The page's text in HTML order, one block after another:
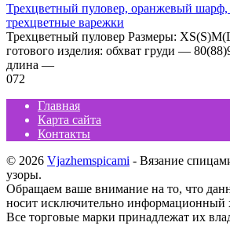
Трехцветный пуловер, оранжевый шарф,
трехцветные варежки
Трехцветный пуловер Размеры:
готового изделия: обхват груди —
длина —
072
Главная
Карта сайта
Контакты
© 2026 Vjazhemspicami - Вязание
узоры.
Обращаем ваше внимание на то, что
носит исключительно информационный
Все торговые марки принадлежат их